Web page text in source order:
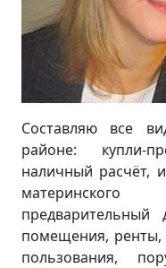
Составляю все
районе: купли-
наличный расчёт,
помещения, ренты,
пользования,